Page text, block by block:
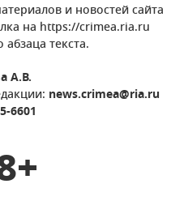
и новостей сайта
на https://crimea.ria.ru
текста.
А.В.
news.crimea@ria.ru
6601